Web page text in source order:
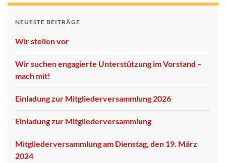
NEUESTE BEITRÄGE
Wir stellen vor
Wir suchen engagierte Unterstützung im Vorstand –
mach mit!
Einladung zur Mitgliederversammlung 2026
Einladung zur Mitgliederversammlung
Mitgliederversammlung am Dienstag, den 19. März
2024